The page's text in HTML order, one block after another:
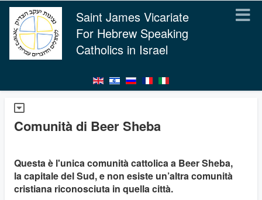
Saint James Vicariate
For Hebrew Speaking
Catholics in Israel
Comunità di Beer Sheba
Questa è l'unica comunità cattolica a Beer Sheba,
la capitale del Sud, e non esiste un’altra comunità
cristiana riconosciuta in quella città.